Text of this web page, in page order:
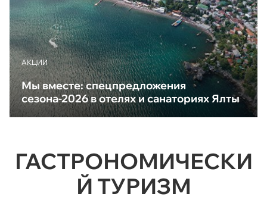
АКЦИИ
Мы вместе: спецпредложения
сезона-2026 в отелях и санаториях Ялты
ГАСТРОНОМИЧЕСКИ
Й ТУРИЗМ